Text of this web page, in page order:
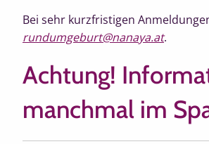
Bei sehr kurzfristigen
rundumgeburt@nanaya.at.
Achtung!
manchmal im